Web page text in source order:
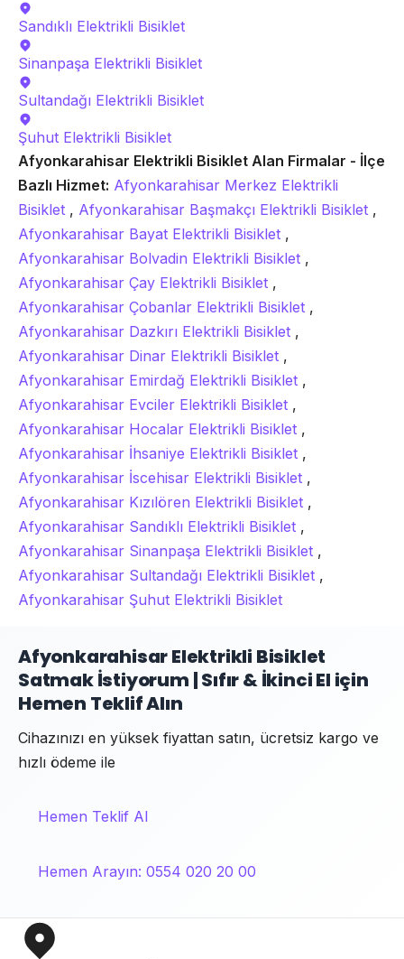
Sandıklı Elektrikli Bisiklet
Sinanpaşa Elektrikli Bisiklet
Sultandağı Elektrikli Bisiklet
Şuhut Elektrikli Bisiklet
Afyonkarahisar Elektrikli Bisiklet Alan Firmalar - İlçe
Bazlı Hizmet: Afyonkarahisar Merkez Elektrikli
Bisiklet , Afyonkarahisar Başmakçı Elektrikli Bisiklet ,
Afyonkarahisar Bayat Elektrikli Bisiklet ,
Afyonkarahisar Bolvadin Elektrikli Bisiklet ,
Afyonkarahisar Çay Elektrikli Bisiklet ,
Afyonkarahisar Çobanlar Elektrikli Bisiklet ,
Afyonkarahisar Dazkırı Elektrikli Bisiklet ,
Afyonkarahisar Dinar Elektrikli Bisiklet ,
Afyonkarahisar Emirdağ Elektrikli Bisiklet ,
Afyonkarahisar Evciler Elektrikli Bisiklet ,
Afyonkarahisar Hocalar Elektrikli Bisiklet ,
Afyonkarahisar İhsaniye Elektrikli Bisiklet ,
Afyonkarahisar İscehisar Elektrikli Bisiklet ,
Afyonkarahisar Kızılören Elektrikli Bisiklet ,
Afyonkarahisar Sandıklı Elektrikli Bisiklet ,
Afyonkarahisar Sinanpaşa Elektrikli Bisiklet ,
Afyonkarahisar Sultandağı Elektrikli Bisiklet ,
Afyonkarahisar Şuhut Elektrikli Bisiklet
Afyonkarahisar Elektrikli Bisiklet
Satmak İstiyorum | Sıfır & İkinci El için
Hemen Teklif Alın
Cihazınızı en yüksek fiyattan satın, ücretsiz kargo ve
hızlı ödeme ile
Hemen Teklif Al
Hemen Arayın: 0554 020 20 00